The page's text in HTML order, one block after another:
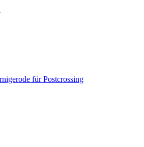
für Postcrossing